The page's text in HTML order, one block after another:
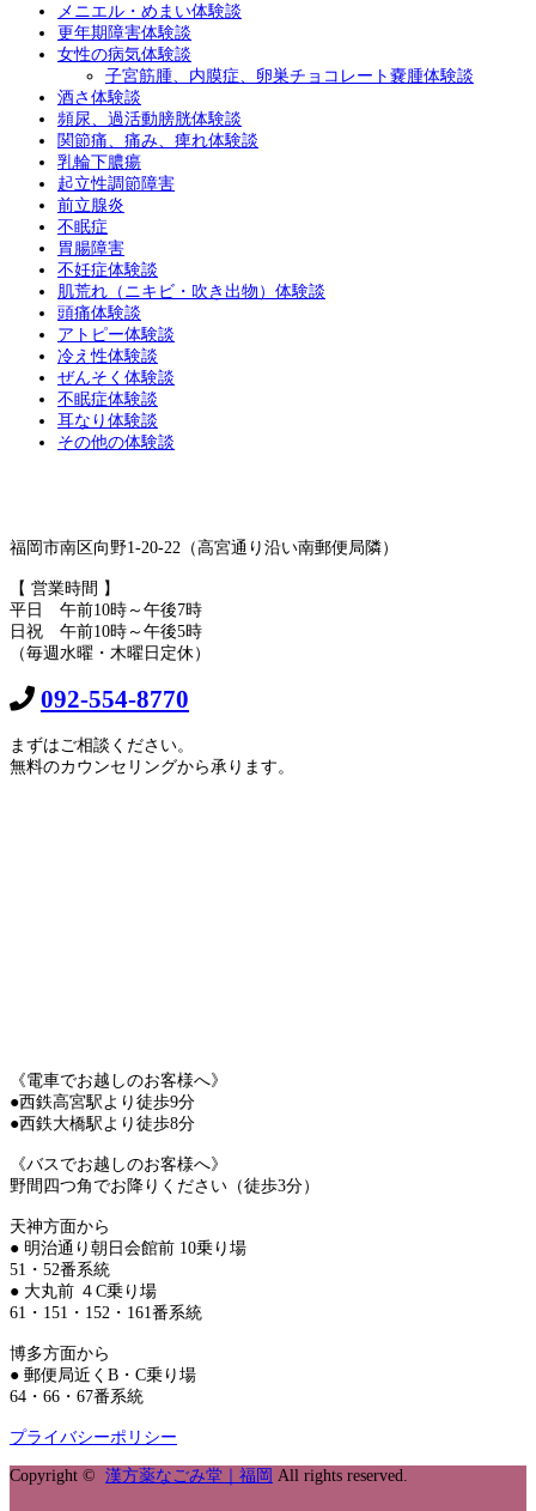
メニエル・めまい体験談
更年期障害体験談
女性の病気体験談
子宮筋腫、内膜症、卵巣チョコレート嚢腫体験談
酒さ体験談
頻尿、過活動膀胱体験談
関節痛、痛み、痺れ体験談
乳輪下膿瘍
起立性調節障害
前立腺炎
不眠症
胃腸障害
不妊症体験談
肌荒れ（ニキビ・吹き出物）体験談
頭痛体験談
アトピー体験談
冷え性体験談
ぜんそく体験談
不眠症体験談
耳なり体験談
その他の体験談
福岡市南区向野1-20-22（高宮通り沿い南郵便局隣）
【 営業時間 】
平日 午前10時～午後7時
日祝 午前10時～午後5時
（毎週水曜・木曜日定休）
092-554-8770
まずはご相談ください。
無料のカウンセリングから承ります。
《電車でお越しのお客様へ》
●西鉄高宮駅より徒歩9分
●西鉄大橋駅より徒歩8分
《バスでお越しのお客様へ》
野間四つ角でお降りください（徒歩3分）
天神方面から
● 明治通り朝日会館前 10乗り場
51・52番系統
● 大丸前 ４C乗り場
61・151・152・161番系統
博多方面から
● 郵便局近くB・C乗り場
64・66・67番系統
プライバシーポリシー
Copyright © 漢方薬なごみ堂｜福岡 All rights reserved.